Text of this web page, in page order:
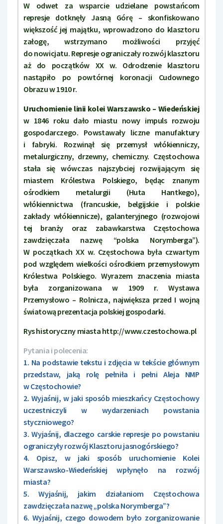
W odwet za wsparcie udzielane powstańcom
represje dotknęły Jasną Górę – skonfiskowano
większość jej majątku, wprowadzono do klasztoru
załogę, wstrzymano możliwości przyjęć
do nowicjatu. Represje ograniczały rozwój klasztoru
aż do początków XX w. Odrodzenie klasztoru
nastąpiło po powtórnej koronacji Cudownego
Obrazu w 1910 r.
Uruchomienie linii kolei Warszawsko – Wiedeńskiej
w 1846 roku dało miastu nowy impuls rozwoju
gospodarczego. Powstawały liczne manufaktury
i fabryki. Rozwinął się przemysł włókienniczy,
metalurgiczny, drzewny, chemiczny. Częstochowa
stała się wówczas najszybciej rozwijającym się
miastem Królestwa Polskiego, będąc znanym
ośrodkiem metalurgii (Huta Hantkego),
włókiennictwa (francuskie, belgijskie i polskie
zakłady włókiennicze), galanteryjnego (rozwojowi
tej branży oraz zabawkarstwa Częstochowa
zawdzięczała nazwę “polska Norymberga”).
W początkach XX w. Częstochowa była czwartym
pod względem wielkości ośrodkiem przemysłowym
Królestwa Polskiego. Wyrazem znaczenia miasta
była zorganizowana w 1909 r. Wystawa
Przemysłowo – Rolnicza, największa przed I wojną
światową prezentacja polskiej gospodarki.
Rys historyczny miasta http://www.czestochowa.pl
Pytania i polecenia:
1. Na podstawie tekstu i zdjęcia w tekście głównym
przedstaw, jaką rolę pełniła i pełni Aleja NMP
w Częstochowie?
2. Wyjaśnij, w jaki sposób mieszkańcy Częstochowy
uczestniczyli w wydarzeniach powstania
styczniowego?
3. Wyjaśnij, dlaczego carskie represje po powstaniu
ograniczyły rozwój Klasztoru jasnogórskiego?
4. Opisz, w jaki sposób uruchomienie Kolei
Warszawsko-Wiedeńskiej wpłynęło na rozwój
miasta?
5. Wyjaśnij, jakim działaniom Częstochowa
zawdzięczała nazwę „polska Norymberga”?
6. Wyjaśnij, czego dowodem było zorganizowanie